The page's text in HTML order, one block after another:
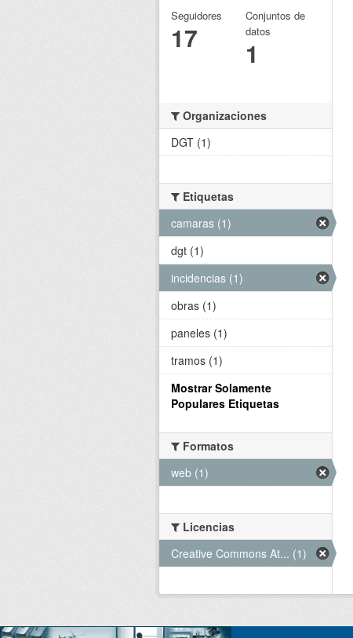
Seguidores
17
Conjuntos de
datos
1
Organizaciones
DGT (1)
Etiquetas
camaras (1)
dgt (1)
incidencias (1)
obras (1)
paneles (1)
tramos (1)
Mostrar Solamente
Populares Etiquetas
Formatos
web (1)
Licencias
Creative Commons At... (1)